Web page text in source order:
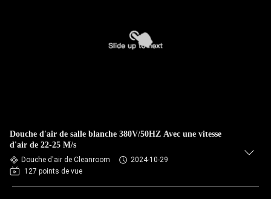
Douche d'air de salle blanche 380V/50HZ Avec une vitesse
d'air de 22-25 M/s
Douche d'air de Cleanroom
2024-10-29
127 points de vue